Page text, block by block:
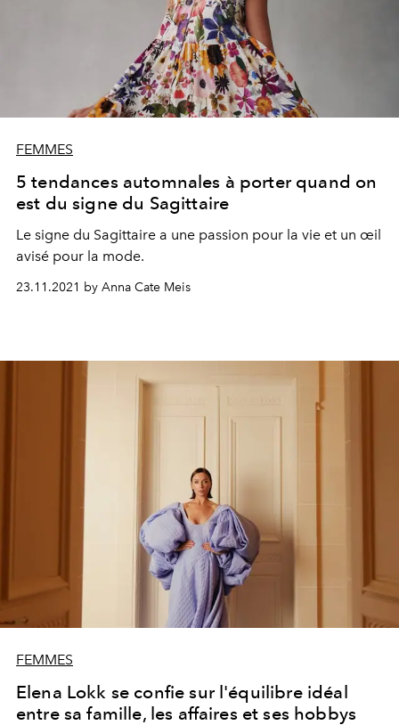
FEMMES
5 tendances automnales à porter quand on
est du signe du Sagittaire
Le signe du Sagittaire a une passion pour la vie et un œil
avisé pour la mode.
23.11.2021 by Anna Cate Meis
FEMMES
Elena Lokk se confie sur l'équilibre idéal
entre sa famille, les affaires et ses hobbys